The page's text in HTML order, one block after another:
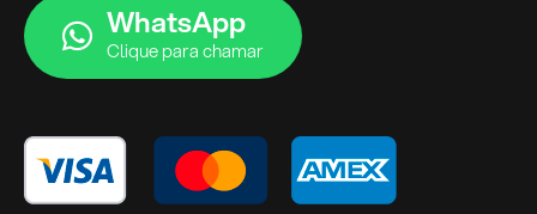
WhatsApp
Clique para chamar